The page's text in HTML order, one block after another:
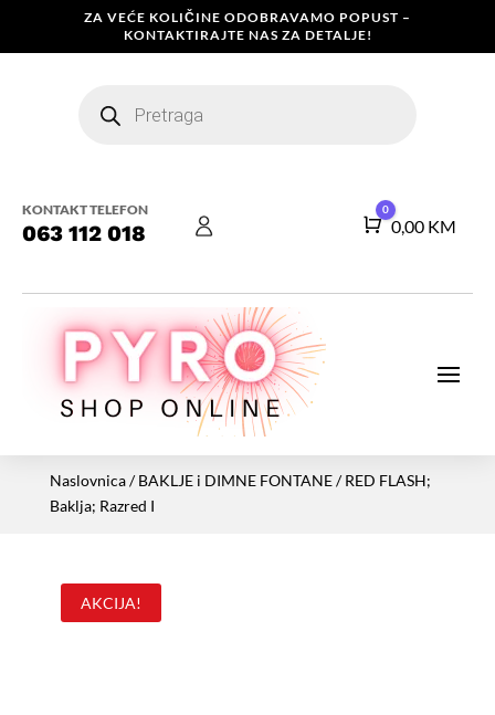
ZA VEĆE KOLIČINE ODOBRAVAMO POPUST –
KONTAKTIRAJTE NAS ZA DETALJE!
search
KONTAKT TELEFON
063 112 018 Košarica
0
0,00 KM
Naslovnica/BAKLJE i DIMNE FONTANE/ RED FLASH;
Baklja; Razred I
AKCIJA!